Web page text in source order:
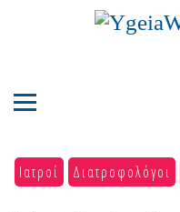
Ιατροί Διατροφολόγοι